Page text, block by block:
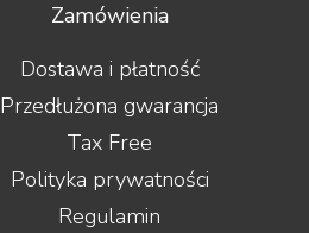
Zamówienia
Dostawa i płatność
Przedłużona gwarancja
Tax Free
Polityka prywatności
Regulamin